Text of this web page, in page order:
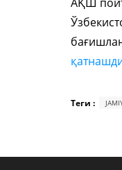
АҚШ
Теги :